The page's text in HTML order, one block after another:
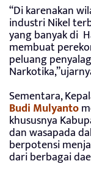
“Di karenakan
industri Nikel
yang banyak di
membuat
peluang
Sementara,
Budi Mulyanto
khususnya
dan wasapada
berpotensi
dari berbagai